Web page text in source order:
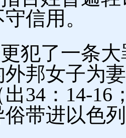
信用。
犯了一条
邦女子为
34：14-16
带进以色